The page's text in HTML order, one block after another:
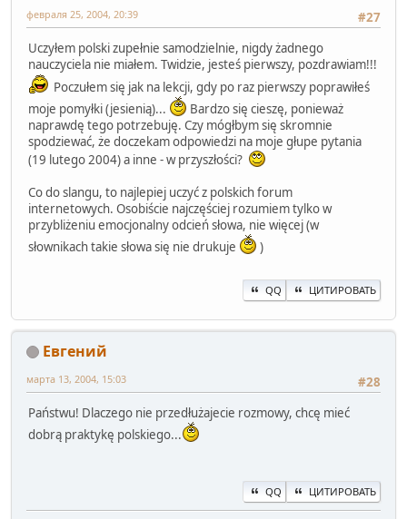
#27
февраля 25, 2004, 20:39
Uczyłem polski zupełnie samodzielnie, nigdy żadnego
nauczyciela nie miałem. Twidzie, jesteś pierwszy, pozdrawiam!!!
Poczułem się jak na lekcji, gdy po raz pierwszy poprawiłeś
moje pomyłki (jesienią)...
Bardzo się cieszę, ponieważ
naprawdę tego potrzebuję. Czy mógłbym się skromnie
spodziewać, że doczekam odpowiedzi na moje głupe pytania
(19 lutego 2004) a inne - w przyszłości?
Co do slangu, to najlepiej uczyć z polskich forum
internetowych. Osobiście najczęściej rozumiem tylko w
przybliżeniu emocjonalny odcień słowa, nie więcej (w
słownikach takie słowa się nie drukuje
)
QQ ЦИТИРОВАТЬ
Евгений
#28
марта 13, 2004, 15:03
Państwu! Dlaczego nie przedłużajecie rozmowy, chcę mieć
dobrą praktykę polskiego...
QQ ЦИТИРОВАТЬ